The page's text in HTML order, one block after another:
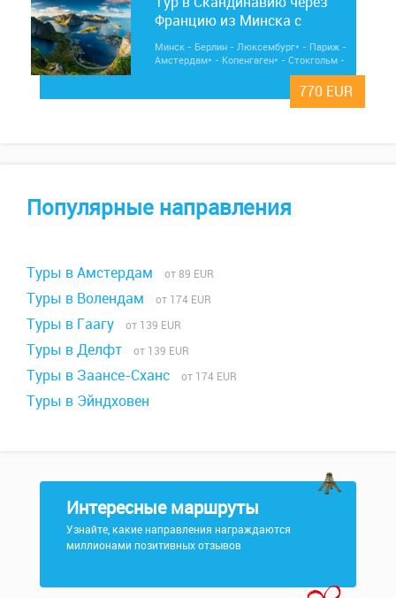
Францию из Минска с
визовой поддержкой
Минск - Берлин - Люксембург* - Париж -
Амстердам* - Копенгаген* - Стокгольм -
Турку - Хельсинки* - Таллин - Минск
770 EUR
Популярные направления
Туры в Амстердам от 89 EUR
Туры в Волендам от 174 EUR
Туры в Гаагу от 139 EUR
Туры в Делфт от 139 EUR
Туры в Заансе-Сханс от 174 EUR
Туры в Эйндховен
Интересные маршруты
Узнайте, какие направления награждаются
миллионами позитивных отзывов